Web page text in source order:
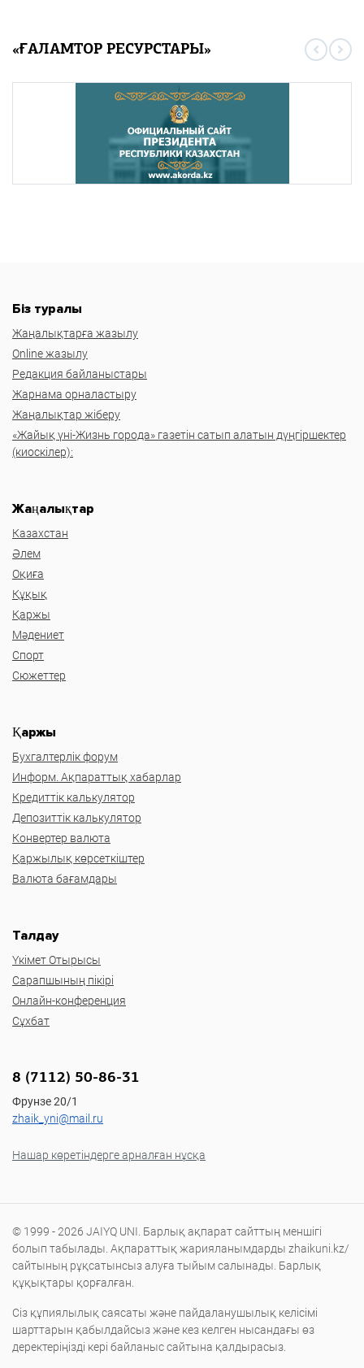
«ҒАЛАМТОР РЕСУРСТАРЫ»
Біз туралы
Жаңалықтарға жазылу
Online жазылу
Редакция байланыстары
Жарнама орналастыру
Жаңалықтар жіберу
«Жайық үні-Жизнь города» газетін сатып алатын дүңгіршектер
(киоскілер):
Жаңалықтар
Казахстан
Әлем
Оқиға
Құқық
Қаржы
Мәдениет
Спорт
Сюжеттер
Қаржы
Бухгалтерлік форум
Информ. Ақпараттық хабарлар
Кредиттік калькулятор
Депозиттік калькулятор
Конвертер валюта
Қаржылық көрсеткіштер
Валюта бағамдары
Талдау
Үкімет Отырысы
Сарапшының пікірі
Онлайн-конференция
Сұхбат
8 (7112) 50-86-31
Фрунзе 20/1
zhaik_yni@mail.ru
Нашар көретіндерге арналған нұсқа
© 1999 - 2026 JAIYQ UNI. Барлық ақпарат сайттың меншігі
болып табылады. Ақпараттық жарияланымдарды zhaikuni.kz/
сайтының рұқсатынсыз алуға тыйым салынады. Барлық
құқықтары қорғалған.
Сіз құпиялылық саясаты және пайдаланушылық келісімі
шарттарын қабылдайсыз және кез келген нысандағы өз
деректеріңізді кері байланыс сайтына қалдырасыз.